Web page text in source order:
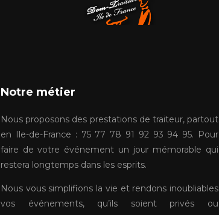
Notre métier
Nous proposons des prestations de traiteur, partout
en Ile-de-France : 75 77 78 91 92 93 94 95. Pour
faire de votre événement un jour mémorable qui
restera longtemps dans les esprits.
Nous vous simplifions la vie et rendons inoubliables
vos événements, qu’ils soient privés ou